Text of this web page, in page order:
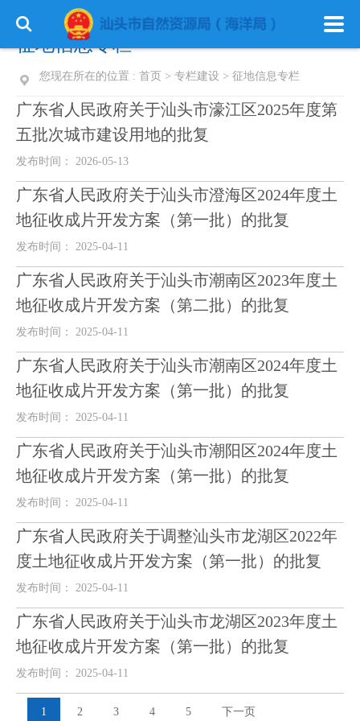
征地信息专栏
您现在所在的位置 : 首页 > 专栏建设 > 征地信息专栏
广东省人民政府关于汕头市濠江区2025年度第
五批次城市建设用地的批复
发布时间： 2026-05-13
广东省人民政府关于汕头市澄海区2024年度土
地征收成片开发方案（第一批）的批复
发布时间： 2025-04-11
广东省人民政府关于汕头市潮南区2023年度土
地征收成片开发方案（第二批）的批复
发布时间： 2025-04-11
广东省人民政府关于汕头市潮南区2024年度土
地征收成片开发方案（第一批）的批复
发布时间： 2025-04-11
广东省人民政府关于汕头市潮阳区2024年度土
地征收成片开发方案（第一批）的批复
发布时间： 2025-04-11
广东省人民政府关于调整汕头市龙湖区2022年
度土地征收成片开发方案（第一批）的批复
发布时间： 2025-04-11
广东省人民政府关于汕头市龙湖区2023年度土
地征收成片开发方案（第一批）的批复
发布时间： 2025-04-11
1 2 3 4 5 下一页